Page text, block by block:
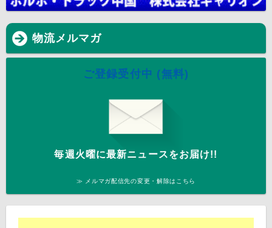
物流メルマガ
ご登録受付中 (無料)
毎週火曜に最新ニュースをお届け!!
≫ メルマガ配信先の変更・解除はこちら